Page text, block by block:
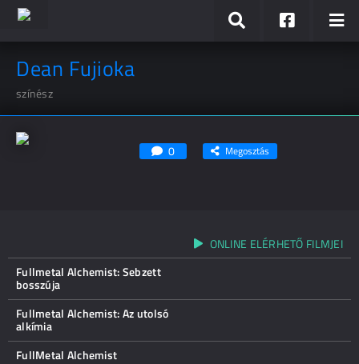
Dean Fujioka
színész
0 Megosztás
ONLINE ELÉRHETŐ FILMJEI
Fullmetal Alchemist: Sebzett
bosszúja
Fullmetal Alchemist: Az utolsó
alkímia
FullMetal Alchemist